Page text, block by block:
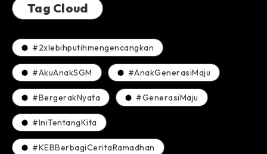
Tag Cloud
#2xlebihputihmengencangkan
#AkuAnakSGM #AnakGenerasiMaju
#BergerakNyata #GenerasiMaju
#IniTentangKita
#KEBBerbagiCeritaRamadhan